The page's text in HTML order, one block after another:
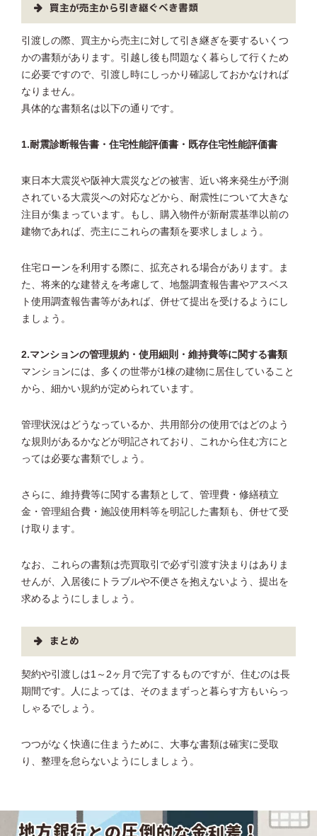
買主が売主から引き継ぐべき書類
引渡しの際、買主から売主に対して引き継ぎを要するいくつ
かの書類があります。引越し後も問題なく暮らして行くため
に必要ですので、引渡し時にしっかり確認しておかなければ
なりません。
具体的な書類名は以下の通りです。
1.耐震診断報告書・住宅性能評価書・既存住宅性能評価書
東日本大震災や阪神大震災などの被害、近い将来発生が予測
されている大震災への対応などから、耐震性について大きな
注目が集まっています。もし、購入物件が新耐震基準以前の
建物であれば、売主にこれらの書類を要求しましょう。
住宅ローンを利用する際に、拡充される場合があります。ま
た、将来的な建替えを考慮して、地盤調査報告書やアスベス
ト使用調査報告書等があれば、併せて提出を受けるようにし
ましょう。
2.マンションの管理規約・使用細則・維持費等に関する書類
マンションには、多くの世帯が1棟の建物に居住していること
から、細かい規約が定められています。
管理状況はどうなっているか、共用部分の使用ではどのよう
な規則があるかなどが明記されており、これから住む方にと
っては必要な書類でしょう。
さらに、維持費等に関する書類として、管理費・修繕積立
金・管理組合費・施設使用料等を明記した書類も、併せて受
け取ります。
なお、これらの書類は売買取引で必ず引渡す決まりはありま
せんが、入居後にトラブルや不便さを抱えないよう、提出を
求めるようにしましょう。
まとめ
契約や引渡しは1～2ヶ月で完了するものですが、住むのは長
期間です。人によっては、そのままずっと暮らす方もいらっ
しゃるでしょう。
つつがなく快適に住まうために、大事な書類は確実に受取
り、整理を怠らないようにしましょう。